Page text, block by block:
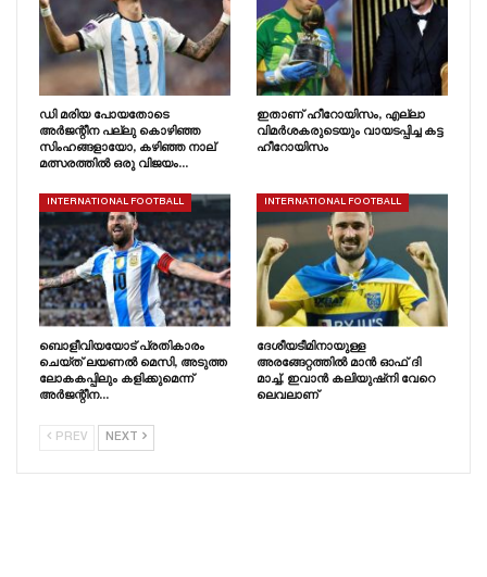
ഡി മരിയ പോയതോടെ
അർജന്റീന പല്ലു കൊഴിഞ്ഞ
സിംഹങ്ങളായോ, കഴിഞ്ഞ നാല്
മത്സരത്തിൽ ഒരു വിജയം…
ഇതാണ് ഹീറോയിസം, എല്ലാ
വിമർശകരുടെയും വായടപ്പിച്ച കട്ട
ഹീറോയിസം
INTERNATIONAL FOOTBALL
ബൊളീവിയയോട് പ്രതികാരം
ചെയ്‌ത്‌ ലയണൽ മെസി, അടുത്ത
ലോകകപ്പിലും കളിക്കുമെന്ന്
അർജന്റീന…
INTERNATIONAL FOOTBALL
ദേശീയടീമിനായുള്ള
അരങ്ങേറ്റത്തിൽ മാൻ ഓഫ് ദി
മാച്ച്, ഇവാൻ കലിയുഷ്‌നി വേറെ
ലെവലാണ്
PREV NEXT